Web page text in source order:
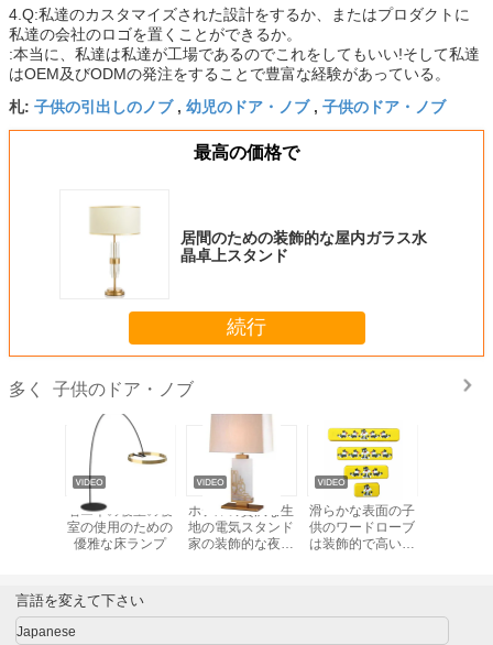
4.Q:私達のカスタマイズされた設計をするか、またはプロダクトに
私達の会社のロゴを置くことができるか。
:本当に、私達は私達が工場であるのでこれをしてもいい!そして私達
はOEM及びODMの発注をすることで豊富な経験があっている。
札: 子供の引出しのノブ, 幼児のドア・ノブ, 子供のドア・ノブ
最高の価格で
居間のための装飾的な屋内ガラス水
晶卓上スタンド
続行
多く 子供のドア・ノブ
省エネの寝室の寝
室の使用のための
優雅な床ランプ
ホテルの贅沢な生
地の電気スタンド
家の装飾的な夜ラ
滑らかな表面の子
供のワードローブ
は装飾的で高い両
言語を変えて下さい
Japanese